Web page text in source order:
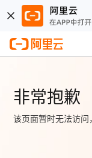
非常抱歉
该页面暂时无法访